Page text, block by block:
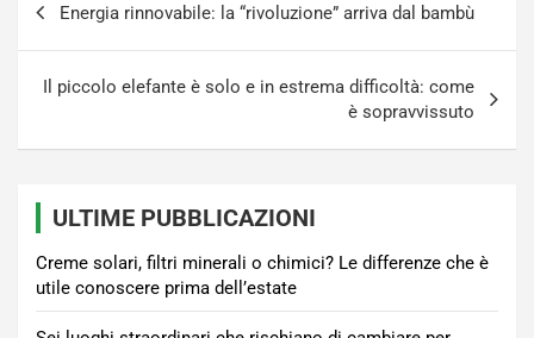
articoli
Energia rinnovabile: la “rivoluzione” arriva dal bambù
Il piccolo elefante è solo e in estrema difficoltà: come
è sopravvissuto
ULTIME PUBBLICAZIONI
Creme solari, filtri minerali o chimici? Le differenze che è
utile conoscere prima dell’estate